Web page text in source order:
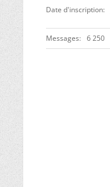
Date d'inscription
Messages 6 250